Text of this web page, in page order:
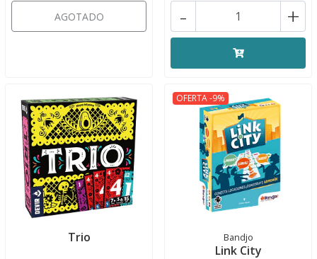
AGOTADO +
-
Trio
OFERTA -9%
Bandjo
Link City